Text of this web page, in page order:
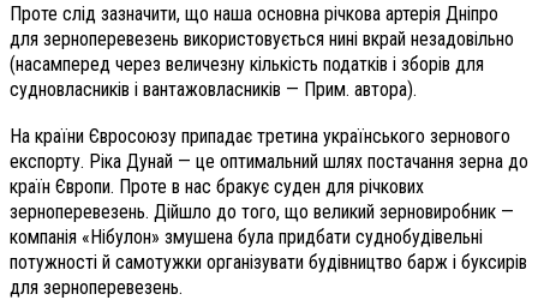
Проте слід зазначити, що наша основна річкова артерія Дніпро
для зерноперевезень використовується нині вкрай незадовільно
(насамперед через величезну кількість податків і зборів для
судновласників і вантажовласників — Прим. автора).
На країни Євросоюзу припадає третина українського зернового
експорту. Ріка Дунай — це оптимальний шлях постачання зерна до
країн Європи. Проте в нас бракує суден для річкових
зерноперевезень. Дійшло до того, що великий зерновиробник —
компанія «Нібулон» змушена була придбати суднобудівельні
потужності й самотужки організувати будівництво барж і буксирів
для зерноперевезень.